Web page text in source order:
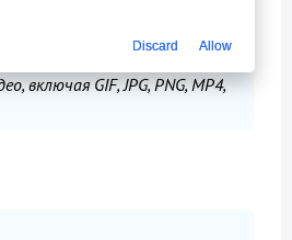
включая GIF, JPG, PNG, MP4,
Discard Allow